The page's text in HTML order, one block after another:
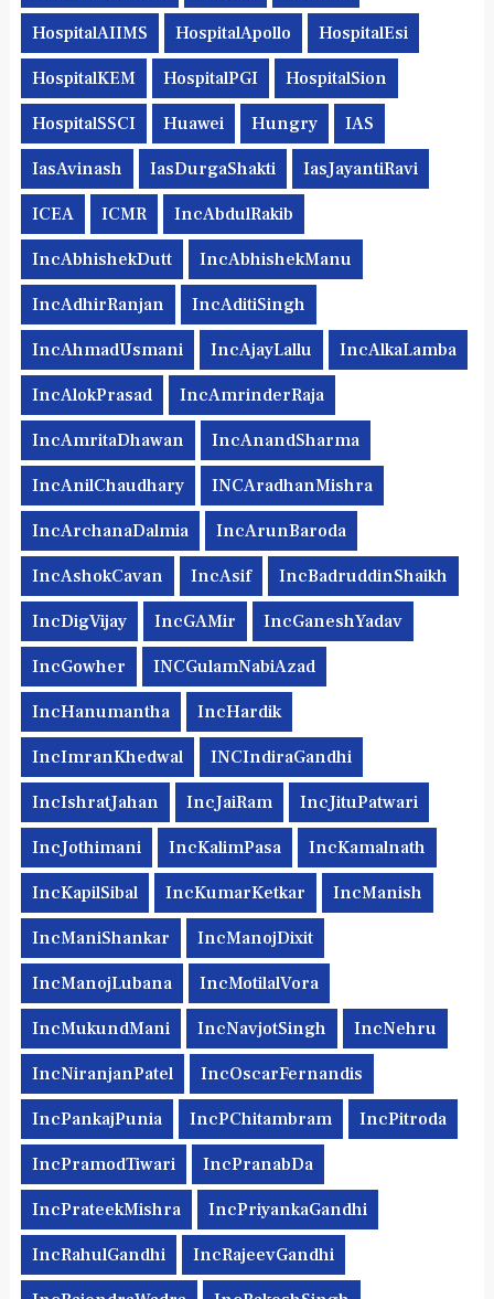
HospitalAIIMS HospitalApollo HospitalEsi
HospitalKEM HospitalPGI HospitalSion
HospitalSSCI Huawei Hungry IAS
IasAvinash IasDurgaShakti IasJayantiRavi
ICEA ICMR IncAbdulRakib
IncAbhishekDutt IncAbhishekManu
IncAdhirRanjan IncAditiSingh
IncAhmadUsmani IncAjayLallu IncAlkaLamba
IncAlokPrasad IncAmrinderRaja
IncAmritaDhawan IncAnandSharma
IncAnilChaudhary INCAradhanMishra
IncArchanaDalmia IncArunBaroda
IncAshokCavan IncAsif IncBadruddinShaikh
IncDigVijay IncGAMir IncGaneshYadav
IncGowher INCGulamNabiAzad
IncHanumantha IncHardik
IncImranKhedwal INCIndiraGandhi
IncIshratJahan IncJaiRam IncJituPatwari
IncJothimani IncKalimPasa IncKamalnath
IncKapilSibal IncKumarKetkar IncManish
IncManiShankar IncManojDixit
IncManojLubana IncMotilalVora
IncMukundMani IncNavjotSingh IncNehru
IncNiranjanPatel IncOscarFernandis
IncPankajPunia IncPChitambram IncPitroda
IncPramodTiwari IncPranabDa
IncPrateekMishra IncPriyankaGandhi
IncRahulGandhi IncRajeevGandhi